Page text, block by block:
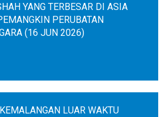
YANG TERBESAR DI ASIA
PERUBATAN
(16 JUN 2026)
LUAR WAKTU